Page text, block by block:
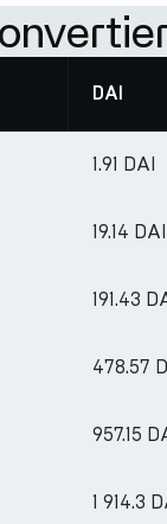
DAI
1.91 DAI
19.14 DAI
191.43
478.57
957.15
1 914.3